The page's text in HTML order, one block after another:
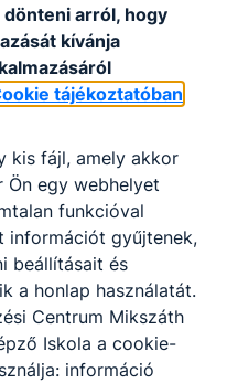
ezért is tér el
és Kimeneteli
esetén a
meghatározott
arról, hogy
kívánja
tájékoztatóban
kis fájl, amely akkor
Ön egy webhelyet
funkcióval
információt gyűjtenek,
beállításait és
a honlap használatát.
Centrum Mikszáth
Iskola a cookie-
információ